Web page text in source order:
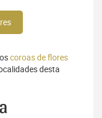
coroas de flores
desta